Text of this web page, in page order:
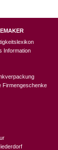
Information
Firmengeschenke